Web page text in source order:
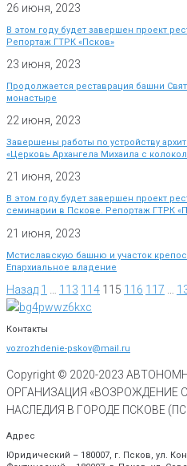
26 июня, 2023
В этом году будет завершен проект
Репортаж ГТРК «Псков»
23 июня, 2023
Продолжается реставрация башни
монастыре
22 июня, 2023
Завершены работы по устройству
«Церковь Архангела Михаила с
21 июня, 2023
В этом году будет завершен проект
семинарии в Пскове. Репортаж ГТРК
21 июня, 2023
Мстиславскую башню и участок
Епархиальное владение
Назад 1 113 114 115 116 117
Контакты
vozrozhdenie-pskov@mail.ru
Copyright © 2020-2023
ОРГАНИЗАЦИЯ «ВОЗРОЖДЕНИЕ
НАСЛЕДИЯ В ГОРОДЕ ПСКОВЕ
Адрес
Юридический – 180007, г. Псков, ул.